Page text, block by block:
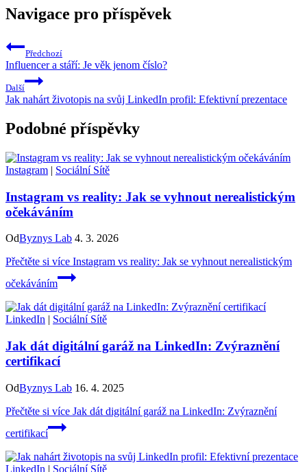
Navigace pro příspěvek
Předchozí
Influencer a stáří: Je věk jenom číslo?
Další
Jak nahárt životopis na svůj LinkedIn profil: Efektivní prezentace
Podobné příspěvky
Instagram | Sociální Sítě
Instagram vs reality: Jak se vyhnout nerealistickým
očekáváním
OdByznys Lab 4. 3. 2026
Přečtěte si více Instagram vs reality: Jak se vyhnout nerealistickým
očekáváním
LinkedIn | Sociální Sítě
Jak dát digitální garáž na LinkedIn: Zvýraznění
certifikací
OdByznys Lab 16. 4. 2025
Přečtěte si více Jak dát digitální garáž na LinkedIn: Zvýraznění
certifikací
LinkedIn | Sociální Sítě